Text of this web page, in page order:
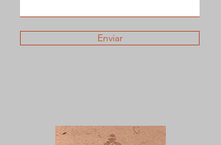
Enviar